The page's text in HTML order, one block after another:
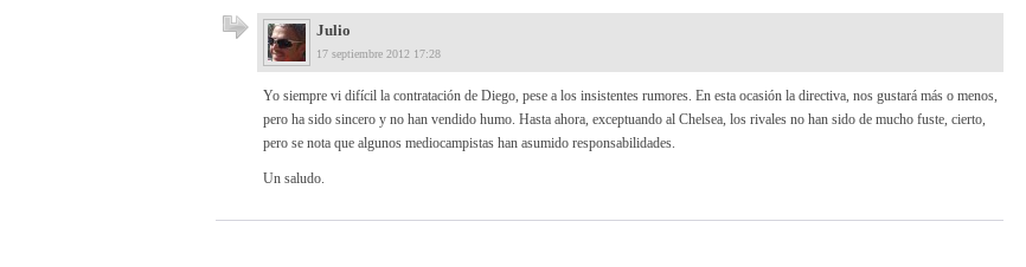
Julio
17 septiembre 2012 17:28
Yo siempre vi difícil la contratación de Diego, pese a los insistentes rumores. En esta ocasión la directiva, nos gustará más o menos,
pero ha sido sincero y no han vendido humo. Hasta ahora, exceptuando al Chelsea, los rivales no han sido de mucho fuste, cierto,
pero se nota que algunos mediocampistas han asumido responsabilidades.
Un saludo.